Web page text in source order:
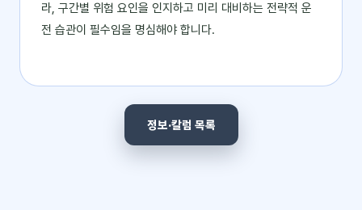
라, 구간별 위험 요인을 인지하고 미리 대비하는 전략적 운
전 습관이 필수임을 명심해야 합니다.
정보·칼럼 목록